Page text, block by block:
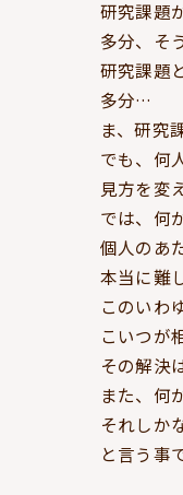
研究課題
多分、そ
研究課題
多分…
ま、研究
でも、何
見方を変
では、何
個人のあ
本当に難
このいわ
こいつが
その解決
また、何
それしか
と言う事